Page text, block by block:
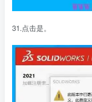
31.点击是。